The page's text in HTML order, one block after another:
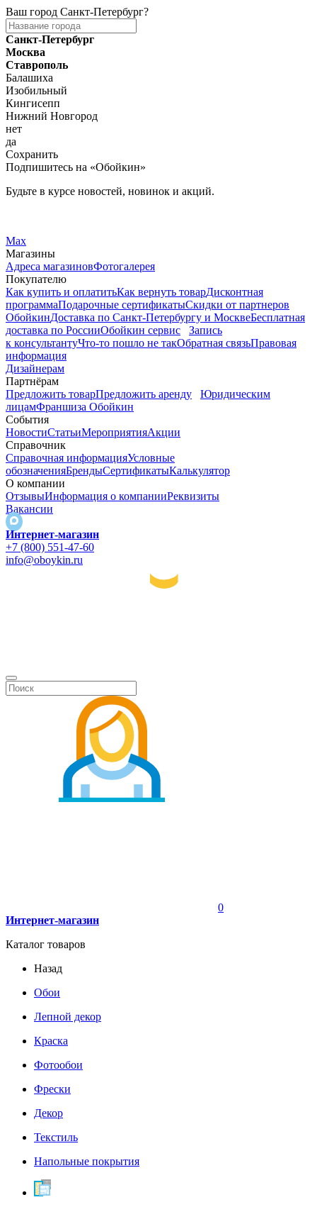
Ваш город Санкт-Петербург?
Санкт-Петербург
Москва
Ставрополь
Балашиха
Изобильный
Кингисепп
Нижний Новгород
нет
да
Сохранить
Подпишитесь на «Обойкин»
Будьте в курсе новостей, новинок и акций.
Max
Магазины
Адреса магазиновФотогалерея
Покупателю
Как купить и оплатитьКак вернуть товарДисконтная
программаПодарочные сертификатыСкидки от партнеров
ОбойкинДоставка по Санкт-Петербургу и МосквеБесплатная
доставка по РоссииОбойкин сервис
Запись
к консультантуЧто-то пошло не такОбратная связьПравовая
информация
Дизайнерам
Партнёрам
Предложить товарПредложить аренду
Юридическим
лицамФраншиза Обойкин
События
НовостиСтатьиМероприятияАкции
Справочник
Справочная информацияУсловные
обозначенияБрендыСертификатыКалькулятор
О компании
ОтзывыИнформация о компанииРеквизиты
Вакансии
Интернет-магазин
+7 (800) 551-47-60
info@oboykin.ru
0
Интернет-магазин
Каталог товаров
Назад
Обои
Лепной декор
Краска
Фотообои
Фрески
Декор
Текстиль
Напольные покрытия